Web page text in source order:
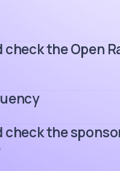
check the Open
check the